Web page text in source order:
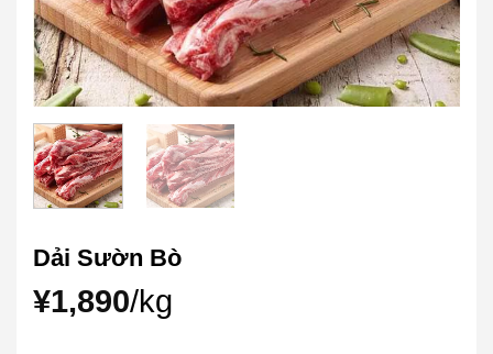
Dải Sườn Bò
¥1,890/kg